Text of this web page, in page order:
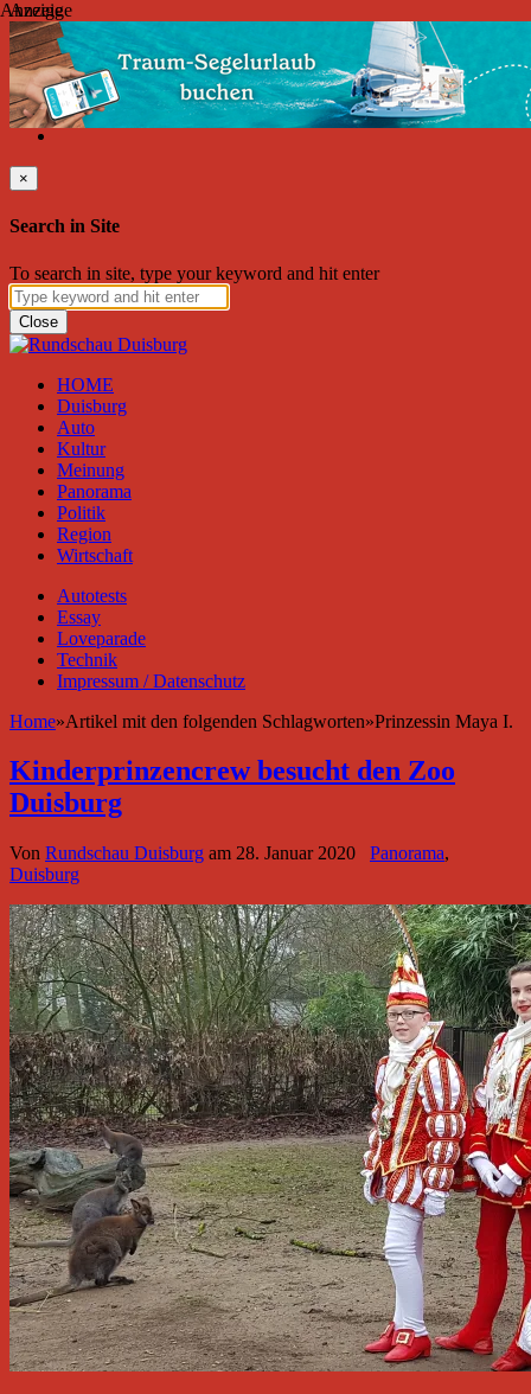
Samstag, August 08, 2026
Friend on Facebook Follow on Twitter Subscribe to RSS
Search
×
Search in Site
To search in site, type your keyword and hit enter
Close
HOME
Duisburg
Auto
Kultur
Meinung
Panorama
Politik
Region
Wirtschaft
Autotests
Essay
Loveparade
Technik
Impressum / Datenschutz
Home»Artikel mit den folgenden Schlagworten»Prinzessin Maya I.
Kinderprinzencrew besucht den Zoo
Duisburg
Von Rundschau Duisburg am 28. Januar 2020 Panorama,
Duisburg
Anzeige
Anzeige